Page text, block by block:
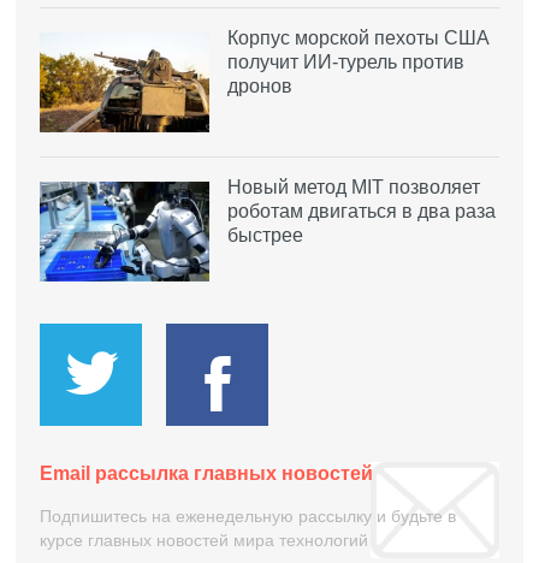
Корпус морской пехоты США
получит ИИ-турель против
дронов
Новый метод MIT позволяет
роботам двигаться в два раза
быстрее
Email рассылка главных новостей
Подпишитесь на еженедельную рассылку и будьте в
курсе главных новостей мира технологий